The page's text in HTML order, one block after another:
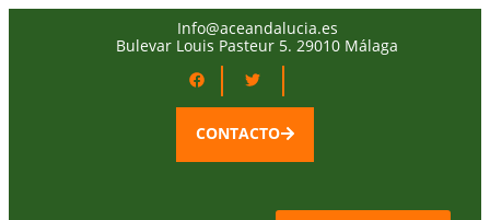
Info@aceandalucia.es
Bulevar Louis Pasteur 5. 29010 Málaga
CONTACTO